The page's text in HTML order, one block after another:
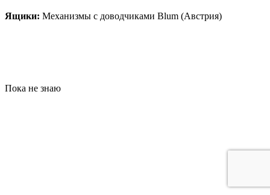
Ящики: Механизмы с доводчиками Blum (Австрия)
Пока не знаю